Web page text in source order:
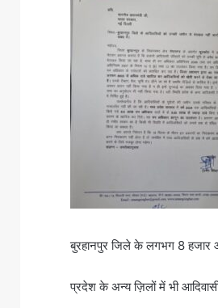
बुरहानपुर जिले के लगभग 8 हजार
प्रदेश के अन्य ज़िलों में भी